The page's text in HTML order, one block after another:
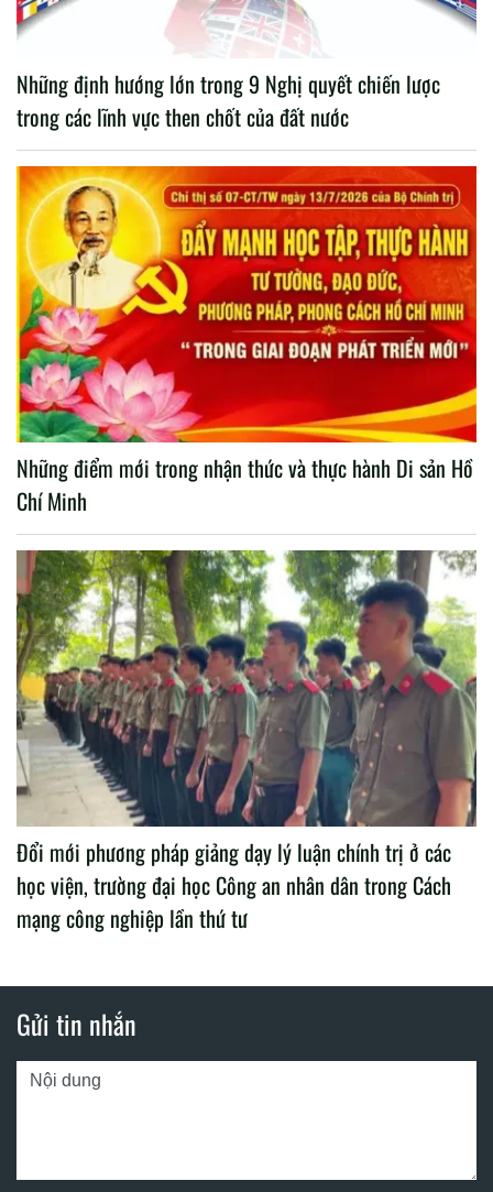
Những định hướng lớn trong 9 Nghị quyết chiến lược
trong các lĩnh vực then chốt của đất nước
Những điểm mới trong nhận thức và thực hành Di sản Hồ
Chí Minh
Đổi mới phương pháp giảng dạy lý luận chính trị ở các
học viện, trường đại học Công an nhân dân trong Cách
mạng công nghiệp lần thứ tư
Gửi tin nhắn